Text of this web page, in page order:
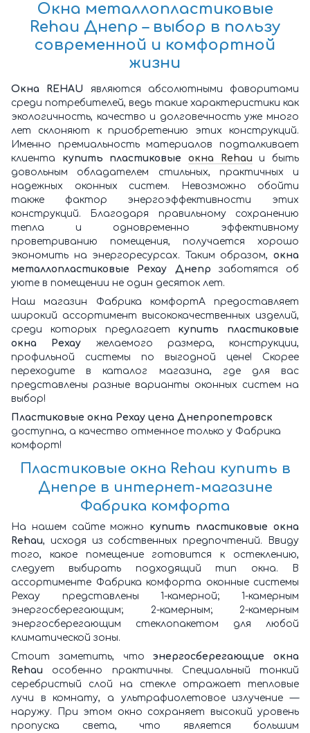
Окна металлопластиковые
Rehau Днепр – выбор в пользу
современной и комфортной
жизни
Окна REHAU являются абсолютными фаворитами
среди потребителей, ведь такие характеристики как
экологичность, качество и долговечность уже много
лет склоняют к приобретению этих конструкций.
Именно премиальность материалов подталкивает
клиента купить пластиковыеокна Rehau и быть
довольным обладателем стильных, практичных и
надежных оконных систем. Невозможно обойти
также фактор энергоэффективности этих
конструкций. Благодаря правильному сохранению
тепла и одновременно эффективному
проветриванию помещения, получается хорошо
экономить на энергоресурсах. Таким образом, окна
металлопластиковые Рехау Днепр заботятся об
уюте в помещении не один десяток лет.
Наш магазин Фабрика комфортА предоставляет
широкий ассортимент высококачественных изделий,
среди которых предлагает купить пластиковые
окна Рехау желаемого размера, конструкции,
профильной системы по выгодной цене! Скорее
переходите в каталог магазина, где для вас
представлены разные варианты оконных систем на
выбор!
Пластиковые окна Рехау цена Днепропетровск
доступна, а качество отменное только у Фабрика
комфорт!
Пластиковые окна Rehau купить в
Днепре в интернет-магазине
Фабрика комфорта
На нашем сайте можно купить пластиковые окна
Rehau, исходя из собственных предпочтений. Ввиду
того, какое помещение готовится к остеклению,
следует выбирать подходящий тип окна. В
ассортименте Фабрика комфорта оконные системы
Рехау представлены 1-камерной; 1-камерным
энергосберегающим; 2-камерным; 2-камерным
энергосберегающим стеклопакетом для любой
климатической зоны.
Стоит заметить, чтоэнергосберегающие окна
Rehau особенно практичны. Специальный тонкий
серебристый слой на стекле отражает тепловые
лучи в комнату, а ультрафиолетовое излучение —
наружу. При этом окно сохраняет высокий уровень
пропуска света, что является большим